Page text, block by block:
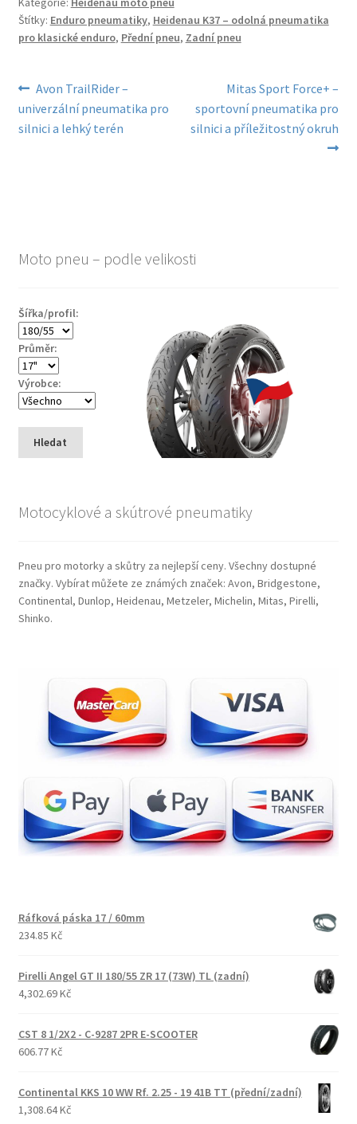
Štítky: Enduro pneumatiky, Heidenau K37 – odolná pneumatika
pro klasické enduro, Přední pneu, Zadní pneu
Navigace
pro
Předchozí
příspěvek:
Avon TrailRider –
univerzální pneumatika pro
silnici a lehký terén
Následující
příspěvek:
Mitas Sport Force+ –
sportovní pneumatika pro
silnici a příležitostný okruh
Moto pneu – podle velikosti
Šířka/profil:
Průměr:
Výrobce:
Hledat
Motocyklové a skútrové pneumatiky
Pneu pro motorky a skůtry za nejlepší ceny. Všechny dostupné
značky. Vybírat můžete ze známých značek: Avon, Bridgestone,
Continental, Dunlop, Heidenau, Metzeler, Michelin, Mitas, Pirelli,
Shinko.
Ráfková páska 17 / 60mm
234.85 Kč
Pirelli Angel GT II 180/55 ZR 17 (73W) TL (zadní)
4,302.69 Kč
CST 8 1/2X2 - C-9287 2PR E-SCOOTER
606.77 Kč
Continental KKS 10 WW Rf. 2.25 - 19 41B TT (přední/zadní)
1,308.64 Kč